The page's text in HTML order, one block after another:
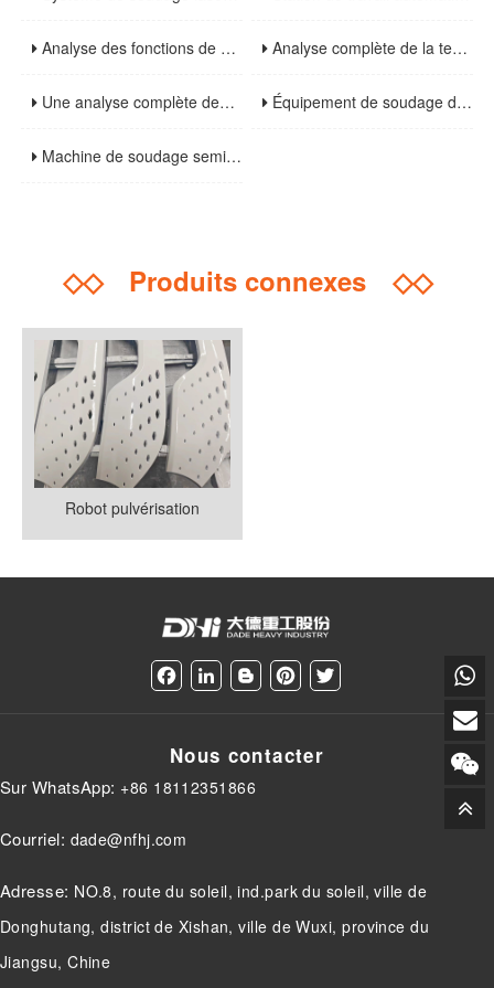
Analyse des fonctions de base et des scénarios d'application des cabines de soudure: installations essentielles pour améliorer la sécurité et l'efficacité de la soudure Analyse complète de la technologie de purification des fumées de soudage: solutions de traitement à haut rendement et scénarios d'application
Une analyse complète des méthodes de soudage des structures en acier et des précautions clés Équipement de soudage de suivi visuel: composants de base, paramètres techniques et guide de sélection
Machine de soudage semi-automatique: une analyse complète des principes de base, des scénarios d'application et des spécifications de fonctionnement
◇◇Produits connexes ◇◇
Robot pulvérisation
F
b
o
L
e
I
B
g
r
P
e
T
Nous contacter
Sur WhatsApp: +86 18112351866
Courriel: dade@nfhj.com
Adresse: NO.8, route du soleil, ind.park du soleil, ville de
Donghutang, district de Xishan, ville de Wuxi, province du
Jiangsu, Chine